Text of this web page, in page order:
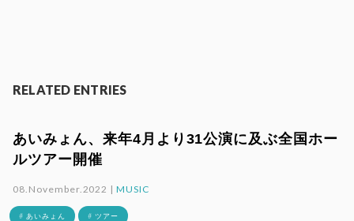
RELATED ENTRIES
あいみょん、来年4月より31公演に及ぶ全国ホー
ルツアー開催
08.November.2022 |MUSIC
# あいみょん # ツアー